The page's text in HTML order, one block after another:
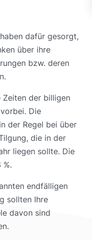
dafür gesorgt,
über ihre
bzw. deren
Zeiten der billigen
Die
der Regel bei über
die in der
liegen sollte. Die
endfälligen
sollten Ihre
davon sind